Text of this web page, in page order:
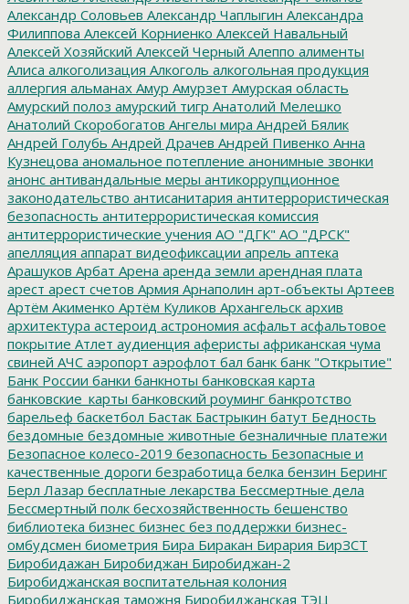
Александр Соловьев Александр Чаплыгин Александра
Филиппова Алексей Корниенко Алексей Навальный
Алексей Хозяйский Алексей Черный Алеппо алименты
Алиса алкоголизация Алкоголь алкогольная продукция
аллергия альманах Амур Амурзет Амурская область
Амурский полоз амурский тигр Анатолий Мелешко
Анатолий Скоробогатов Ангелы мира Андрей Бялик
Андрей Голубь Андрей Драчев Андрей Пивенко Анна
Кузнецова аномальное потепление анонимные звонки
анонс антивандальные меры антикоррупционное
законодательство антисанитария антитеррористическая
безопасность антитеррористическая комиссия
антитеррористические учения АО "ДГК" АО "ДРСК"
апелляция аппарат видеофиксации апрель аптека
Арашуков Арбат Арена аренда земли арендная плата
арест арест счетов Армия Арнаполин арт-объекты Артеев
Артём Акименко Артём Куликов Архангельск архив
архитектура астероид астрономия асфальт асфальтовое
покрытие Атлет аудиенция аферисты африканская чума
свиней АЧС аэропорт аэрофлот бал банк банк "Открытие"
Банк России банки банкноты банковская карта
банковские_карты банковский роуминг банкротство
барельеф баскетбол Бастак Бастрыкин батут Бедность
бездомные бездомные животные безналичные платежи
Безопасное колесо-2019 безопасность Безопасные и
качественные дороги безработица белка бензин Беринг
Берл Лазар бесплатные лекарства Бессмертные дела
Бессмертный полк бесхозяйственность бешенство
библиотека бизнес бизнес без поддержки бизнес-
омбудсмен биометрия Бира Биракан Бирария БирЗСТ
Биробидажан Биробиджан Биробиджан-2
Биробиджанская воспитательная колония
Биробиджанская таможня Биробиджанская ТЭЦ